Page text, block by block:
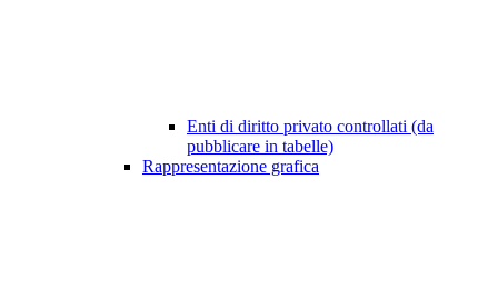
Enti di diritto privato controllati (da
pubblicare in tabelle)
Rappresentazione grafica